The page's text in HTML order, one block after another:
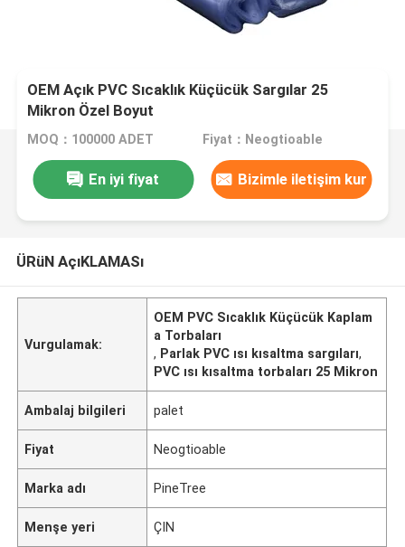
OEM Açık PVC Sıcaklık Küçücük Sargılar 25
Mikron Özel Boyut
MOQ：100000 ADET Fiyat：Neogtioable
En iyi fiyat Bizimle iletişim kur
ÜRüN AçıKLAMASı
Vurgulamak:
OEM PVC Sıcaklık Küçücük Kaplam
a Torbaları
, Parlak PVC ısı kısaltma sargıları,
PVC ısı kısaltma torbaları 25 Mikron
Ambalaj bilgileri palet
Fiyat Neogtioable
Marka adı PineTree
Menşe yeri ÇIN